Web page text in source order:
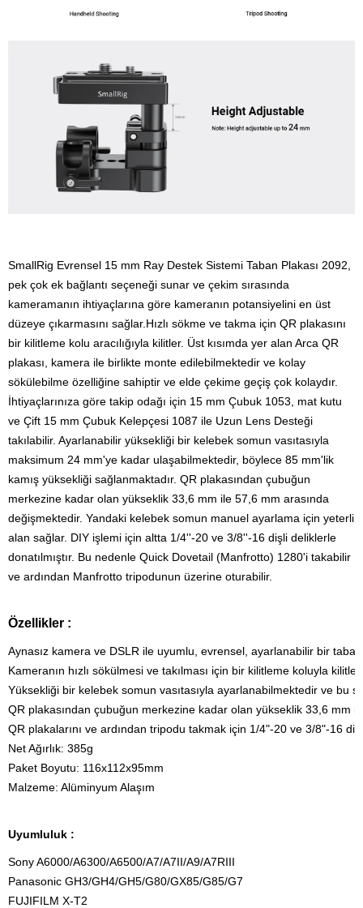
SmallRig Evrensel 15 mm Ray Destek Sistemi Taban Plakası 2092,
pek çok ek bağlantı seçeneği sunar ve çekim sırasında
kameramanın ihtiyaçlarına göre kameranın potansiyelini en üst
düzeye çıkarmasını sağlar. Hızlı sökme ve takma için QR plakasını
bir kilitleme kolu aracılığıyla kilitler. Üst kısımda yer alan Arca QR
plakası, kamera ile birlikte monte edilebilmektedir ve kolay
sökülebilme özelliğine sahiptir ve elde çekime geçiş çok kolaydır.
İhtiyaçlarınıza göre takip odağı için 15 mm Çubuk 1053, mat kutu
ve Çift 15 mm Çubuk Kelepçesi 1087 ile Uzun Lens Desteği
takılabilir. Ayarlanabilir yüksekliği bir kelebek somun vasıtasıyla
maksimum 24 mm'ye kadar ulaşabilmektedir, böylece 85 mm'lik
kamış yüksekliği sağlanmaktadır. QR plakasından çubuğun
merkezine kadar olan yükseklik 33,6 mm ile 57,6 mm arasında
değişmektedir. Yandaki kelebek somun manuel ayarlama için yeterli
alan sağlar. DIY işlemi için altta 1/4''-20 ve 3/8''-16 dişli deliklerle
donatılmıştır. Bu nedenle Quick Dovetail (Manfrotto) 1280'i takabilir
ve ardından Manfrotto tripodunun üzerine oturabilir.
Özellikler :
Aynasız kamera ve DSLR ile uyumlu, evrensel, ayarlanabilir bir taban
Kameranın hızlı sökülmesi ve takılması için bir kilitleme koluyla
Yüksekliği bir kelebek somun vasıtasıyla ayarlanabilmektedir ve bu
QR plakasından çubuğun merkezine kadar olan yükseklik 33,6 mm
QR plakalarını ve ardından tripodu takmak için 1/4"-20 ve 3/8"-16
Net Ağırlık: 385g
Paket Boyutu: 116x112x95mm
Malzeme: Alüminyum Alaşım
Uyumluluk :
Sony A6000/A6300/A6500/A7/A7II/A9/A7RIII
Panasonic GH3/GH4/GH5/G80/GX85/G85/G7
FUJIFILM X-T2